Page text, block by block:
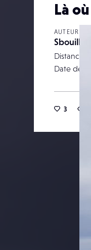
Là
AUTEUR
Distance
Date de
3